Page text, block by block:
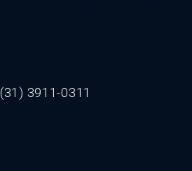
(31) 3911-0311